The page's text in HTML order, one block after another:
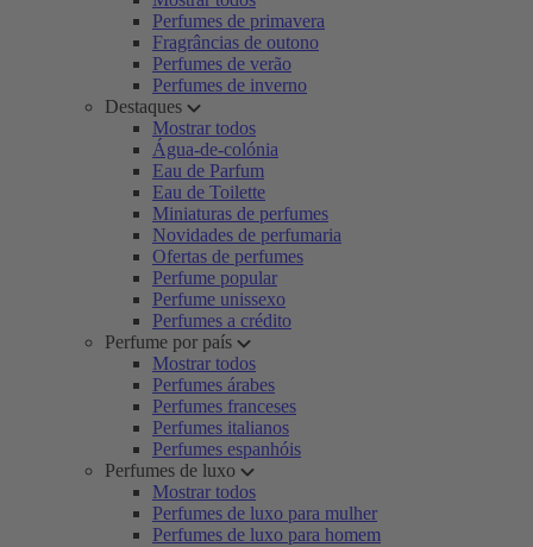
Perfumes de primavera
Fragrâncias de outono
Perfumes de verão
Perfumes de inverno
Destaques
Mostrar todos
Água-de-colónia
Eau de Parfum
Eau de Toilette
Miniaturas de perfumes
Novidades de perfumaria
Ofertas de perfumes
Perfume popular
Perfume unissexo
Perfumes a crédito
Perfume por país
Mostrar todos
Perfumes árabes
Perfumes franceses
Perfumes italianos
Perfumes espanhóis
Perfumes de luxo
Mostrar todos
Perfumes de luxo para mulher
Perfumes de luxo para homem